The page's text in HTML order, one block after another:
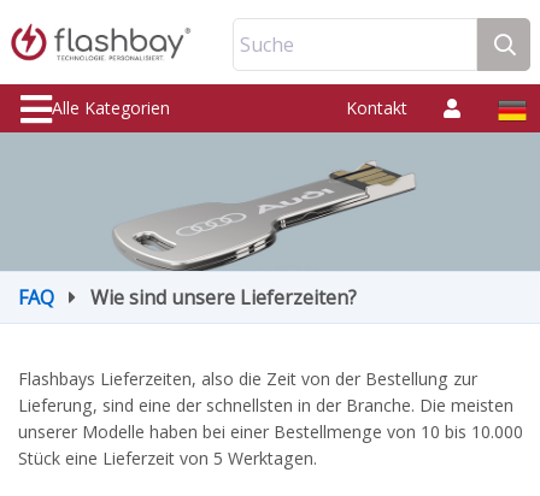
Suche
Alle Kategorien Kontakt
FAQ Wie sind unsere Lieferzeiten?
Flashbays Lieferzeiten, also die Zeit von der Bestellung zur
Lieferung, sind eine der schnellsten in der Branche. Die meisten
unserer Modelle haben bei einer Bestellmenge von 10 bis 10.000
Stück eine Lieferzeit von 5 Werktagen.